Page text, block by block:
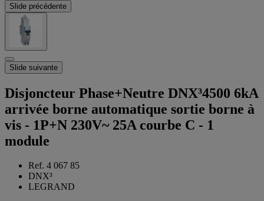
Slide précédente
Slide suivante
Disjoncteur Phase+Neutre DNX³4500 6kA
arrivée borne automatique sortie borne à
vis - 1P+N 230V~ 25A courbe C - 1
module
Ref. 4 067 85
DNX³
LEGRAND